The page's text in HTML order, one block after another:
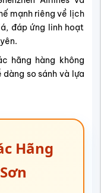
mạnh riêng về lịch
đáp ứng linh hoạt
hãng hàng không
so sánh và lựa
Hãng